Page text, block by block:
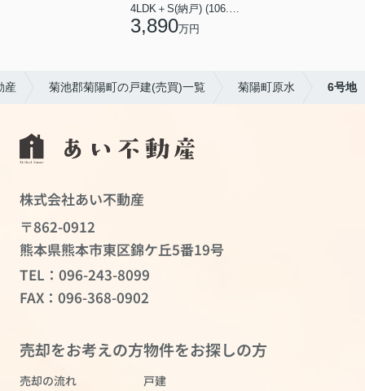
3,890万円
産 菊池郡菊陽町の戸建(売買)一覧 菊陽町原水 6号地
株式会社あい不動産
〒862-0912
熊本県熊本市東区錦ケ丘5番19号
TEL： 096-243-8099
FAX：096-368-0902
売却をお考えの方
売却の流れ
物件をお探しの方
戸建